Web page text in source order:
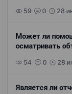
59 0 28
Может ли
осматривать
54 0 28
Является ли